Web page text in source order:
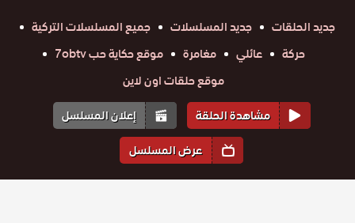
جديد الحلقات
جديد المسلسلات
جميع المسلسلات التركية
حركة
عائلي مغامرة
موقع حكاية حب 7obtv
موقع حلقات اون لاين
مشاهدة الحلقة
إعلان المسلسل
عرض المسلسل